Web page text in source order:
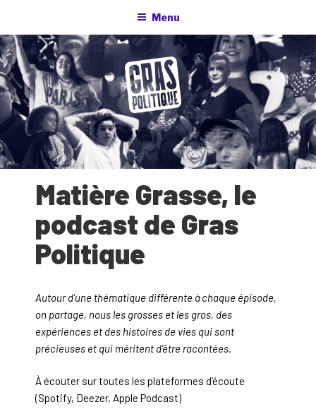
contenu
principal
Menu
Matière Grasse, le
podcast de Gras
Politique
Autour d’une thématique différente à chaque épisode,
on partage, nous les grosses et les gros, des
expériences et des histoires de vies qui sont
précieuses et qui méritent d’être racontées.
À écouter sur toutes les plateformes d’écoute
(Spotify, Deezer, Apple Podcast)